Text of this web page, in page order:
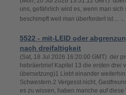
uns, gefährlich wird es, wenn man sich
beschimpft weil man überfordert ist ... ...
5522 - mit-LEID oder
nach dreifaltigkeit
(Sat, 18 Jul 2026 16:20:00 GMT) der
hebräerbrief Kapitel 13 die ersten drei
übersetzung)1 Liebt einander
Schwestern.2 Vergesst nicht,
es zu wissen, haben manche auf